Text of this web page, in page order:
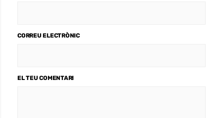
CORREU ELECTRÒNIC
EL TEU COMENTARI